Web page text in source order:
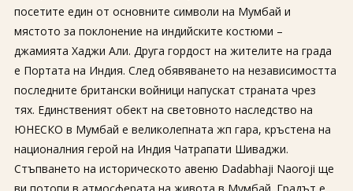
посетите един от основните символи на Мумбай и
мястото за поклонение на индийските костюми –
джамията Хаджи Али. Друга гордост на жителите на града
е Портата на Индия. След обявяването на независимостта
последните британски войници напускат страната чрез
тях. Единственият обект на световното наследство на
ЮНЕСКО в Мумбай е великолепната жп гара, кръстена на
националния герой на Индия Чатрапати Шиваджи.
Стъпването на историческото авеню Dadabhaji Naoroji ще